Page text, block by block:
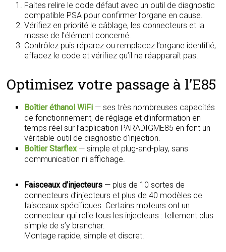
Faites relire le code défaut avec un outil de diagnostic
compatible PSA pour confirmer l’organe en cause.
Vérifiez en priorité le câblage, les connecteurs et la
masse de l’élément concerné.
Contrôlez puis réparez ou remplacez l’organe identifié,
effacez le code et vérifiez qu’il ne réapparaît pas.
Optimisez votre passage à l’E85
Boîtier éthanol WiFi — ses très nombreuses capacités
de fonctionnement, de réglage et d’information en
temps réel sur l’application PARADIGME85 en font un
véritable outil de diagnostic d’injection.
Boîtier Starflex— simple et plug-and-play, sans
communication ni affichage.
Faisceaux d’injecteurs — plus de 10 sortes de
connecteurs d’injecteurs et plus de 40 modèles de
faisceaux spécifiques. Certains moteurs ont un
connecteur qui relie tous les injecteurs : tellement plus
simple de s’y brancher.
Montage rapide, simple et discret.